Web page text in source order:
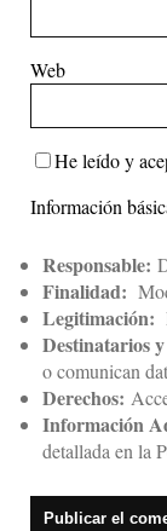
Web
He leído y
Información
Responsable:
Finalidad:
Legitimación:
Destinatarios
o comunican
Derechos:
Información
detallada en la